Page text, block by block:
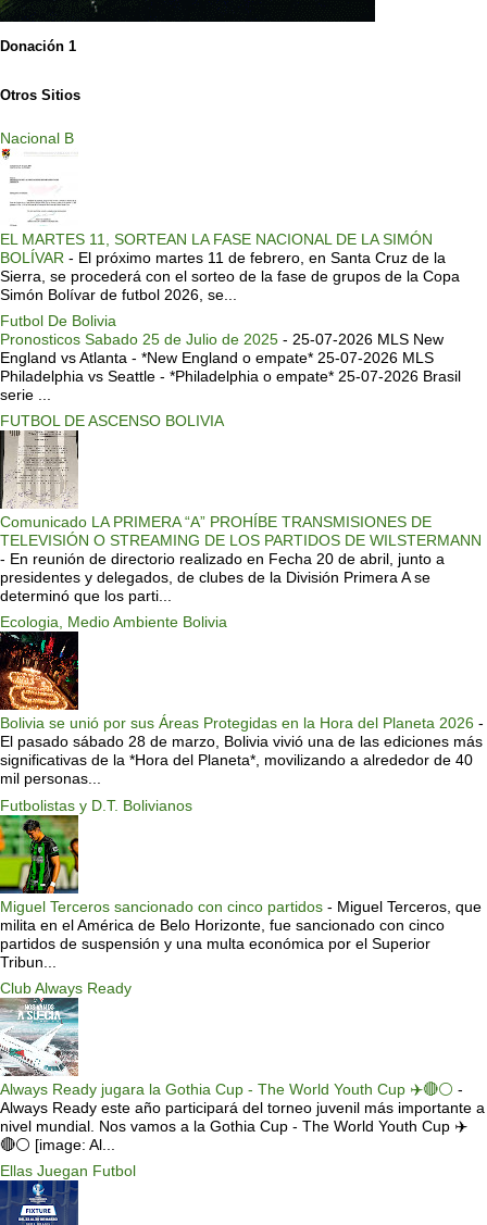
Donación 1
Otros Sitios
Nacional B
EL MARTES 11, SORTEAN LA FASE NACIONAL DE LA SIMÓN
BOLÍVAR - El próximo martes 11 de febrero, en Santa Cruz de la
Sierra, se procederá con el sorteo de la fase de grupos de la Copa
Simón Bolívar de futbol 2026, se...
Futbol De Bolivia
Pronosticos Sabado 25 de Julio de 2025 - 25-07-2026 MLS New
England vs Atlanta - *New England o empate* 25-07-2026 MLS
Philadelphia vs Seattle - *Philadelphia o empate* 25-07-2026 Brasil
serie ...
FUTBOL DE ASCENSO BOLIVIA
Comunicado LA PRIMERA “A” PROHÍBE TRANSMISIONES DE
TELEVISIÓN O STREAMING DE LOS PARTIDOS DE WILSTERMANN
- En reunión de directorio realizado en Fecha 20 de abril, junto a
presidentes y delegados, de clubes de la División Primera A se
determinó que los parti...
Ecologia, Medio Ambiente Bolivia
Bolivia se unió por sus Áreas Protegidas en la Hora del Planeta 2026 -
El pasado sábado 28 de marzo, Bolivia vivió una de las ediciones más
significativas de la *Hora del Planeta*, movilizando a alrededor de 40
mil personas...
Futbolistas y D.T. Bolivianos
Miguel Terceros sancionado con cinco partidos - Miguel Terceros, que
milita en el América de Belo Horizonte, fue sancionado con cinco
partidos de suspensión y una multa económica por el Superior
Tribun...
Club Always Ready
Always Ready jugara la Gothia Cup - The World Youth Cup ✈️🔴⚪️ -
Always Ready este año participará del torneo juvenil más importante a
nivel mundial. Nos vamos a la Gothia Cup - The World Youth Cup ✈️
🔴⚪️ [image: Al...
Ellas Juegan Futbol